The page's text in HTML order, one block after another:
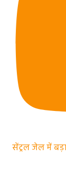
सेंट्रल जेल में